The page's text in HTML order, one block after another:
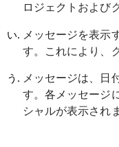
ロジェクトおよび
メッセージを表示
す。これにより、
メッセージは、日
す。各メッセージ
シャルが表示され